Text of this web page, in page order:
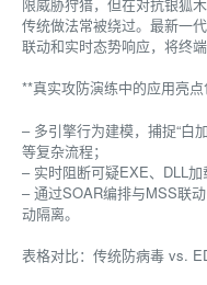
传统做法常被绕过。最新一
联动和实时态势响应，将终端
**真实攻防演练中的应用亮
– 多引擎行为建模，捕捉“白
等复杂流程；
– 实时阻断可疑EXE、DLL加
– 通过SOAR编排与MSS联
动隔离。
表格对比：传统防病毒 vs.